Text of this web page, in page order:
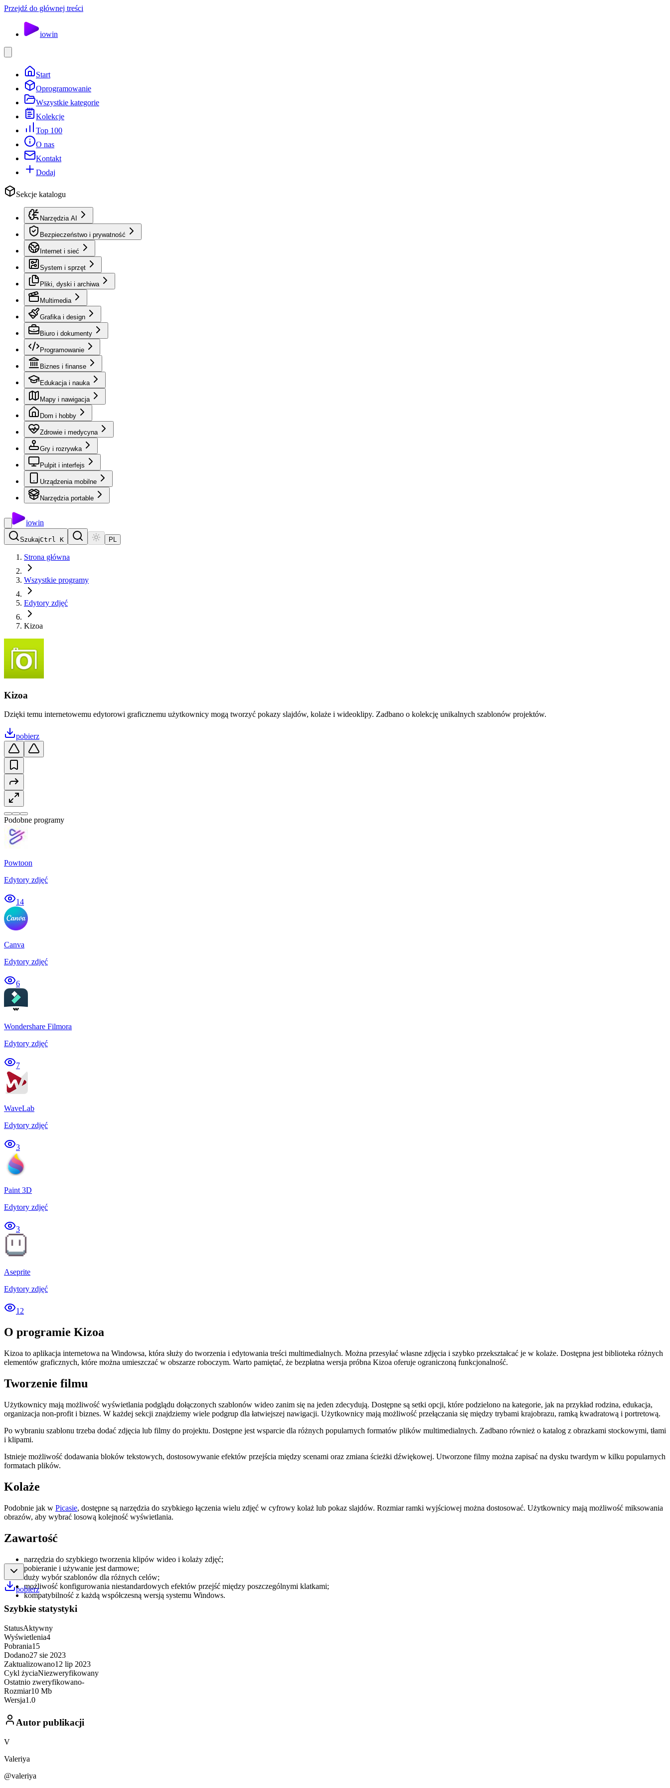
Przejdź do głównej treści
iowin
Start
Oprogramowanie
Wszystkie kategorie
Kolekcje
Top 100
O nas
Kontakt
Dodaj
Sekcje katalogu
Narzędzia AI
Bezpieczeństwo i prywatność
Internet i sieć
System i sprzęt
Pliki, dyski i archiwa
Multimedia
Grafika i design
Biuro i dokumenty
Programowanie
Biznes i finanse
Edukacja i nauka
Mapy i nawigacja
Dom i hobby
Zdrowie i medycyna
Gry i rozrywka
Pulpit i interfejs
Urządzenia mobilne
Narzędzia portable
iowin
SzukajCtrl K PL
Strona główna
Wszystkie programy
Edytory zdjęć
Kizoa
Kizoa
Dzięki temu internetowemu edytorowi graficznemu użytkownicy mogą tworzyć pokazy slajdów, kolaże i wideoklipy. Zadbano o kolekcję unikalnych szablonów projektów.
pobierz
Podobne programy
Powtoon
Edytory zdjęć
14
Canva
Edytory zdjęć
6
Wondershare Filmora
Edytory zdjęć
7
WaveLab
Edytory zdjęć
3
Paint 3D
Edytory zdjęć
3
Aseprite
Edytory zdjęć
12
O programie Kizoa
Kizoa to aplikacja internetowa na Windowsa, która służy do tworzenia i edytowania treści multimedialnych. Można przesyłać własne zdjęcia i szybko przekształcać je w kolaże. Dostępna jest biblioteka różnych
elementów graficznych, które można umieszczać w obszarze roboczym. Warto pamiętać, że bezpłatna wersja próbna Kizoa oferuje ograniczoną funkcjonalność.
Tworzenie filmu
Użytkownicy mają możliwość wyświetlania podglądu dołączonych szablonów wideo zanim się na jeden zdecydują. Dostępne są setki opcji, które podzielono na kategorie, jak na przykład rodzina, edukacja,
organizacja non-profit i biznes. W każdej sekcji znajdziemy wiele podgrup dla łatwiejszej nawigacji. Użytkownicy mają możliwość przełączania się między trybami krajobrazu, ramką kwadratową i portretową.
Po wybraniu szablonu trzeba dodać zdjęcia lub filmy do projektu. Dostępne jest wsparcie dla różnych popularnych formatów plików multimedialnych. Zadbano również o katalog z obrazkami stockowymi, tłami
i klipami.
Istnieje możliwość dodawania bloków tekstowych, dostosowywanie efektów przejścia między scenami oraz zmiana ścieżki dźwiękowej. Utworzone filmy można zapisać na dysku twardym w kilku popularnych
formatach plików.
Kolaże
Podobnie jak w Picasie, dostępne są narzędzia do szybkiego łączenia wielu zdjęć w cyfrowy kolaż lub pokaz slajdów. Rozmiar ramki wyjściowej można dostosować. Użytkownicy mają możliwość miksowania
obrazów, aby wybrać losową kolejność wyświetlania.
Zawartość
narzędzia do szybkiego tworzenia klipów wideo i kolaży zdjęć;
pobieranie i używanie jest darmowe;
duży wybór szablonów dla różnych celów;
możliwość konfigurowania niestandardowych efektów przejść między poszczególnymi klatkami;
kompatybilność z każdą współczesną wersją systemu Windows.
pobierz
Szybkie statystyki
StatusAktywny
Wyświetlenia4
Pobrania15
Dodano27 sie 2023
Zaktualizowano12 lip 2023
Cykl życiaNiezweryfikowany
Ostatnio zweryfikowano-
Rozmiar10 Mb
Wersja1.0
Autor publikacji
V
Valeriya
@valeriya